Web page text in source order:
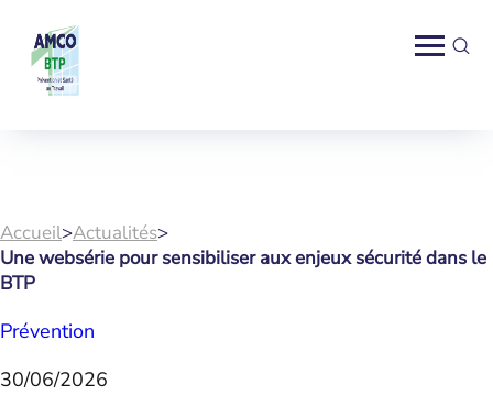
Accueil>Actualités>
Une websérie pour sensibiliser aux enjeux sécurité dans le
BTP
Prévention
30/06/2026